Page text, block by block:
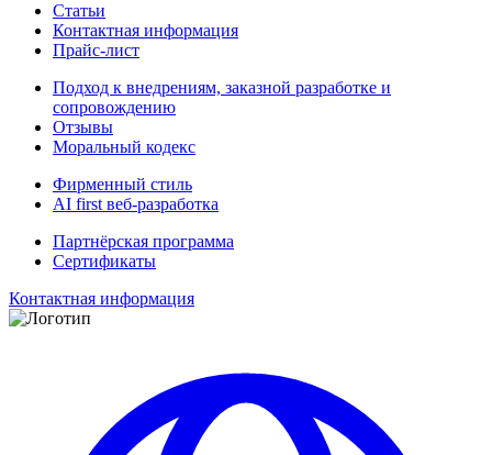
Статьи
Контактная информация
Прайс-лист
Подход к внедрениям, заказной разработке и
сопровождению
Отзывы
Моральный кодекс
Фирменный стиль
AI first веб-разработка
Партнёрская программа
Сертификаты
Контактная информация